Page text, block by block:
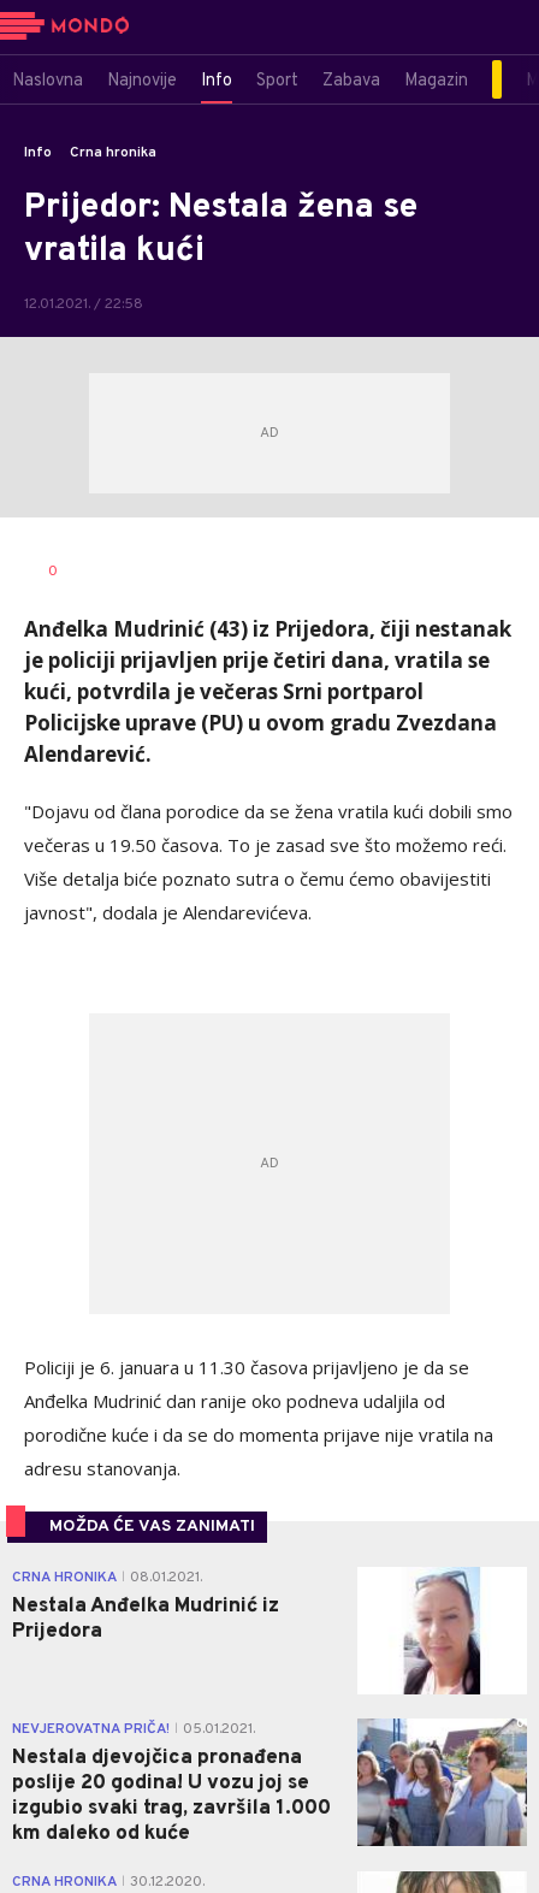
Naslovna Najnovije Info Sport Zabava Magazin
Info Crna hronika
Prijedor: Nestala žena se
vratila kući
12.01.2021. / 22:58
AUTOR
0
Anđelka Mudrinić (43) iz Prijedora, čiji nestanak
je policiji prijavljen prije četiri dana, vratila se
kući, potvrdila je večeras Srni portparol
Policijske uprave (PU) u ovom gradu Zvezdana
Alendarević.
"Dojavu od člana porodice da se žena vratila kući dobili smo
večeras u 19.50 časova. To je zasad sve što možemo reći.
Više detalja biće poznato sutra o čemu ćemo obavijestiti
javnost", dodala je Alendarevićeva.
Policiji je 6. januara u 11.30 časova prijavljeno je da se
Anđelka Mudrinić dan ranije oko podneva udaljila od
porodične kuće i da se do momenta prijave nije vratila na
adresu stanovanja.
MOŽDA ĆE VAS ZANIMATI
CRNA HRONIKA 08.01.2021.
Nestala Anđelka Mudrinić iz
Prijedora
NEVJEROVATNA PRIČA! 05.01.2021.
Nestala djevojčica pronađena
poslije 20 godina! U vozu joj se
izgubio svaki trag, završila 1.000
km daleko od kuće
0
CRNA HRONIKA 30.12.2020.